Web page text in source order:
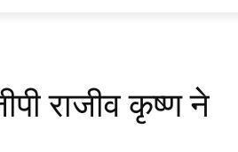
राजीव कृष्ण ने